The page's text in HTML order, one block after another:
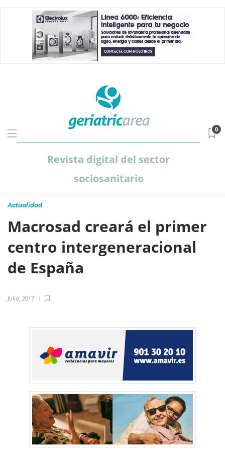
Revista digital del sector
sociosanitario
0
Actualidad
Macrosad creará el primer
centro intergeneracional
de España
Julio, 2017